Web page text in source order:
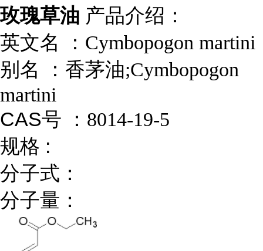
玫瑰草油 产品介绍：
英文名 ： Cymbopogon martini
别名 ： 香茅油;Cymbopogon
martini
CAS号 ： 8014-19-5
规格 :
分子式：
分子量：